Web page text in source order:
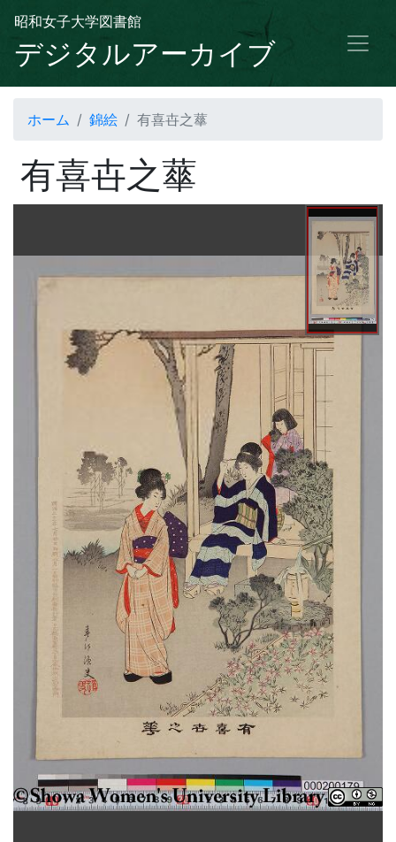
昭和女子大学図書館
デジタルアーカイブ
ホーム 錦絵 有喜卋之蕐
有喜卋之蕐